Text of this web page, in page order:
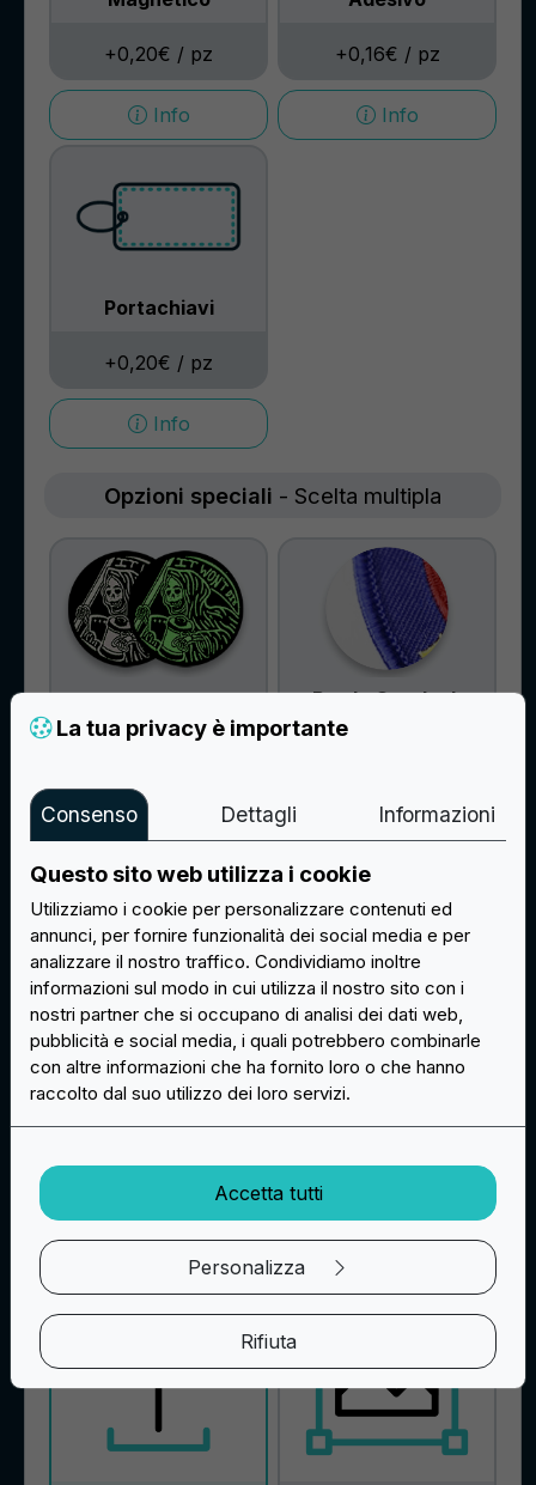
+0,20€ / pz
Info
+0,16€ / pz
Info
Portachiavi
+0,20€ / pz
Info
Opzioni speciali - Scelta multipla
Fluorescente
+0,14€ / pz
Info
Bordo Overlock
Info
Filo Metallico
Oro/Argento
+0,08€ / pz
File di stampa
La tua privacy è importante
Consenso Dettagli Informazioni
Questo sito web utilizza i cookie
Utilizziamo i cookie per personalizzare contenuti ed
annunci, per fornire funzionalità dei social media e per
analizzare il nostro traffico. Condividiamo inoltre
informazioni sul modo in cui utilizza il nostro sito con i
nostri partner che si occupano di analisi dei dati web,
pubblicità e social media, i quali potrebbero combinarle
con altre informazioni che ha fornito loro o che hanno
raccolto dal suo utilizzo dei loro servizi.
Accetta tutti
Personalizza
Rifiuta